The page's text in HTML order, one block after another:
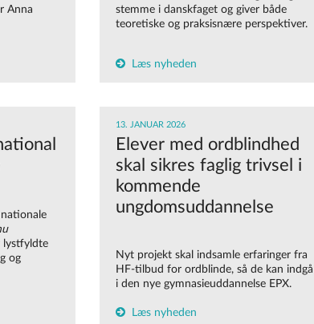
Anna
stemme i danskfaget og giver både
teoretiske og praksisnære perspektiver.
Læs nyheden
lystfyldte
og
13. JANUAR 2026
Elever med ordblindhed
skal sikres faglig trivsel i
kommende
ungdomsuddannelse
Nyt projekt skal indsamle erfaringer fra
HF-tilbud for ordblinde, så de kan indgå
i den nye gymnasieuddannelse EPX.
Læs nyheden